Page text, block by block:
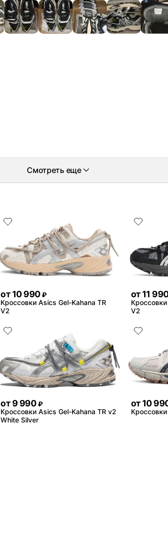
Смотреть еще
от 10 990 ₽
Кроссовки Asics Gel-Kahana TR
V2
от 11
V2
от 9 990 ₽
Кроссовки Asics Gel-Kahana TR v2
White Silver
от 10